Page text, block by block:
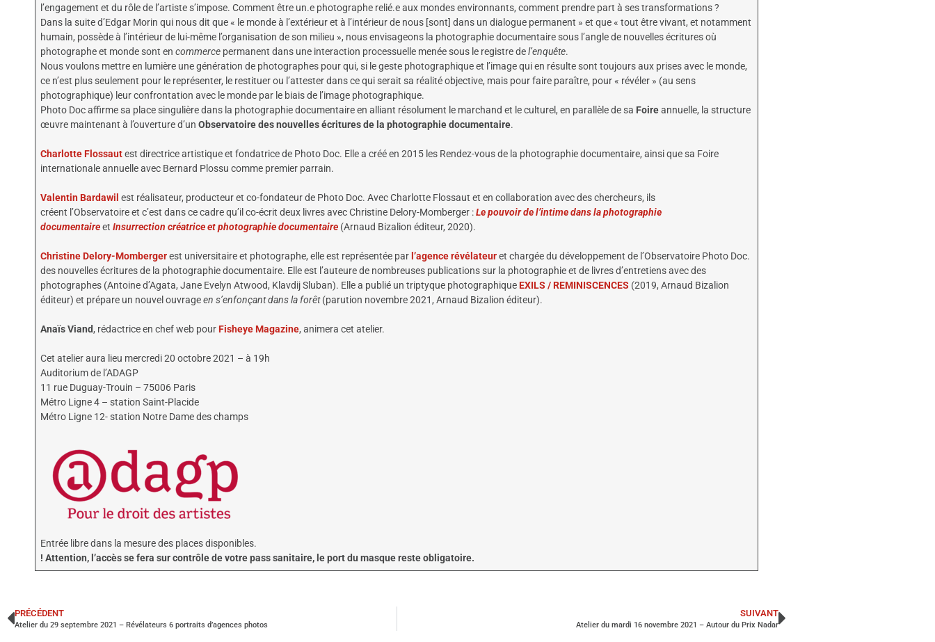
l’engagement et du rôle de l’artiste s’impose. Comment être un.e photographe relié.e aux mondes environnants, comment prendre part à ses transformations ?
Dans la suite d’Edgar Morin qui nous dit que « le monde à l’extérieur et à l’intérieur de nous [sont] dans un dialogue permanent » et que « tout être vivant, et notamment
humain, possède à l’intérieur de lui-même l’organisation de son milieu », nous envisageons la photographie documentaire sous l’angle de nouvelles écritures où
photographe et monde sont encommerce permanent dans une interaction processuelle menée sous le registre del’enquête.
Nous voulons mettre en lumière une génération de photographes pour qui, si le geste photographique et l’image qui en résulte sont toujours aux prises avec le monde,
ce n’est plus seulement pour le représenter, le restituer ou l’attester dans ce qui serait sa réalité objective, mais pour faire paraître, pour « révéler » (au sens
photographique) leur confrontation avec le monde par le biais de l’image photographique.
Photo Doc affirme sa place singulière dans la photographie documentaire en alliant résolument le marchand et le culturel, en parallèle de sa Foireannuelle, la structure
œuvre maintenant à l’ouverture d’unObservatoire des nouvelles écritures de la photographie documentaire.
Charlotte Flossautest directrice artistique et fondatrice de Photo Doc. Elle a créé en 2015 les Rendez-vous de la photographie documentaire, ainsi que sa Foire
internationale annuelle avec Bernard Plossu comme premier parrain.
Valentin Bardawil est réalisateur, producteur et co-fondateur de Photo Doc. Avec Charlotte Flossaut et en collaboration avec des chercheurs, ils
créent l’Observatoire et c’est dans ce cadre qu’il co-écrit deux livres avec Christine Delory-Momberger :Le pouvoir de l’intime dans la photographie
documentaireetInsurrection créatrice et photographie documentaire (Arnaud Bizalion éditeur, 2020).
Christine Delory-Mombergerest universitaire et photographe, elle est représentée par l’agence révélateuret chargée du développement de l’Observatoire Photo Doc.
des nouvelles écritures de la photographie documentaire. Elle est l’auteure de nombreuses publications sur la photographie et de livres d’entretiens avec des
photographes (Antoine d’Agata, Jane Evelyn Atwood, Klavdij Sluban). Elle a publié un triptyque photographiqueEXILS / REMINISCENCES (2019, Arnaud Bizalion
éditeur) et prépare un nouvel ouvrageen s’enfonçant dans la forêt(parution novembre 2021, Arnaud Bizalion éditeur).
Anaïs Viand, rédactrice en chef web pourFisheye Magazine, animera cet atelier.
Cet atelier aura lieu mercredi 20 octobre 2021 – à 19h
Auditorium de l’ADAGP
11 rue Duguay-Trouin – 75006 Paris
Métro Ligne 4 – station Saint-Placide
Métro Ligne 12- station Notre Dame des champs
Entrée libre dans la mesure des places disponibles.
! Attention, l’accès se fera sur contrôle de votre pass sanitaire, le port du masque reste obligatoire.
PRÉCÉDENT
Atelier du 29 septembre 2021 – Révélateurs 6 portraits d’agences photos
SUIVANT
Atelier du mardi 16 novembre 2021 – Autour du Prix Nadar